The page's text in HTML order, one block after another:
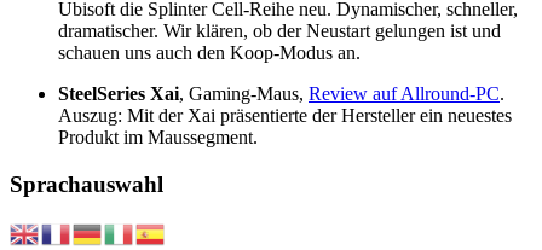
Ubisoft die Splinter Cell-Reihe neu. Dynamischer, schneller,
dramatischer. Wir klären, ob der Neustart gelungen ist und
schauen uns auch den Koop-Modus an.
SteelSeries Xai, Gaming-Maus, Review auf Allround-PC.
Auszug: Mit der Xai präsentierte der Hersteller ein neuestes
Produkt im Maussegment.
Sprachauswahl